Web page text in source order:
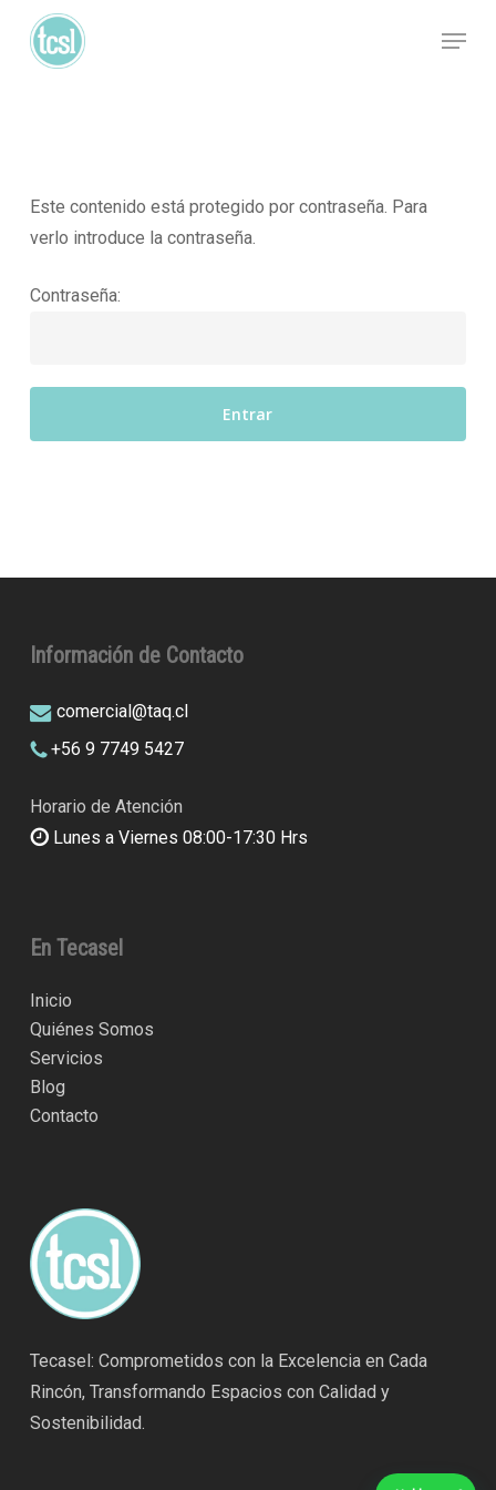
Menu
Este contenido está protegido por contraseña. Para
verlo introduce la contraseña.
Contraseña:
Información de Contacto
comercial@taq.cl
+56 9 7749 5427
Horario de Atención
Lunes a Viernes 08:00-17:30 Hrs
En Tecasel
Inicio
Quiénes Somos
Servicios
Blog
Contacto
Tecasel: Comprometidos con la Excelencia en Cada
Rincón, Transformando Espacios con Calidad y
Sostenibilidad.